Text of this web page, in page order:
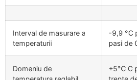
Interval de masurare a
temperaturii
-9,9 °C
pasi de
Domeniu de
+5°C C